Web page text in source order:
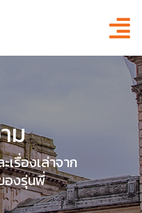
ม
เรื่องเล่าจาก
องรุ่นพี่